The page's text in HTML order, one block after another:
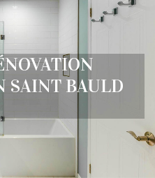
SAINT BAULD